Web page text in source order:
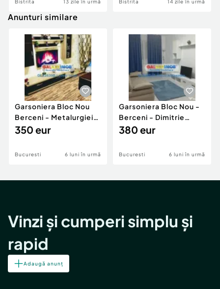
Bistrita 13 zile în urmă Bistrita 14 zile în urmă
Anunturi similare
Garsoniera Bloc Nou
Berceni - Metalurgiei
Park - Postalionul
350 eur
Bucuresti 6 luni în urmă
Garsoniera Bloc Nou -
Berceni - Dimitrie
Leonida
380 eur
Bucuresti 6 luni în urmă
Vinzi și cumperi simplu și
rapid
Adaugă anunț